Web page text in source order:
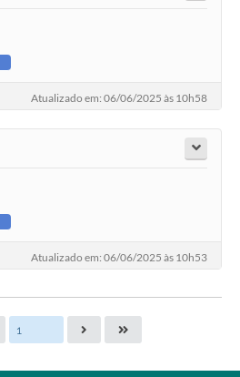
Atualizado em: 06/06/2025 às 10h58
Atualizado em: 06/06/2025 às 10h53